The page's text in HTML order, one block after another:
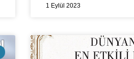
1 Eylül 2023